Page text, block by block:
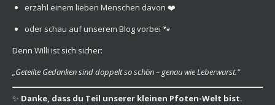
erzähl einem lieben Menschen davon ❤️
oder schau auf unserem Blog vorbei 🐾
Denn Willi ist sich sicher:
„Geteilte Gedanken sind doppelt so schön – genau wie Leberwurst.“
✨ Danke, dass du Teil unserer kleinen Pfoten-Welt bist.